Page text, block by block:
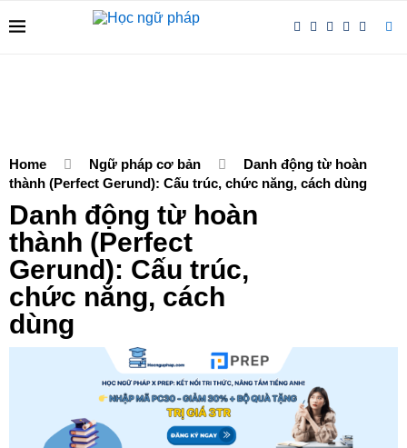
Home Ngữ pháp cơ bản
Danh động từ hoàn
thành (Perfect Gerund): Cấu trúc, chức năng, cách dùng
Danh động từ hoàn
thành (Perfect
Gerund): Cấu trúc,
chức năng, cách
dùng